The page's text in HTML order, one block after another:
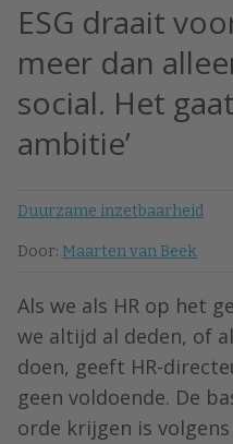
ESG draait
meer dan
social. Het
ambitie’
Duurzame inzetbaarheid
Door: Maarten van Beek
Als we als HR op het
we altijd al deden, of
doen, geeft HR-
geen voldoende. De
orde krijgen is